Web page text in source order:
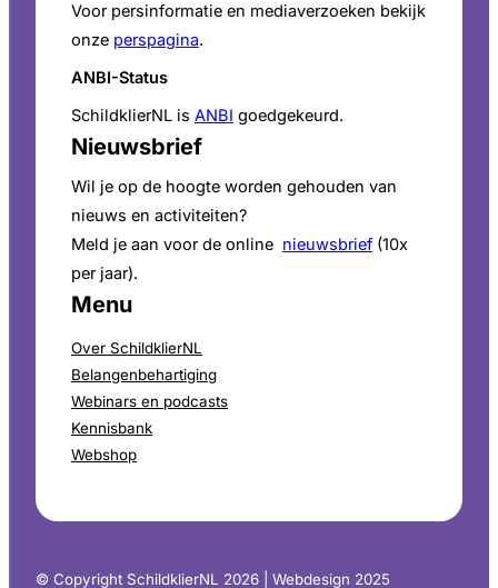
Voor persinformatie en mediaverzoeken bekijk
onze perspagina.
ANBI-Status
SchildklierNL is ANBI goedgekeurd.
Nieuwsbrief
Wil je op de hoogte worden gehouden van
nieuws en activiteiten?
Meld je aan voor de online nieuwsbrief (10x
per jaar).
Menu
Over SchildklierNL
Belangenbehartiging
Webinars en podcasts
Kennisbank
Webshop
© Copyright SchildklierNL 2026 | Webdesign 2025